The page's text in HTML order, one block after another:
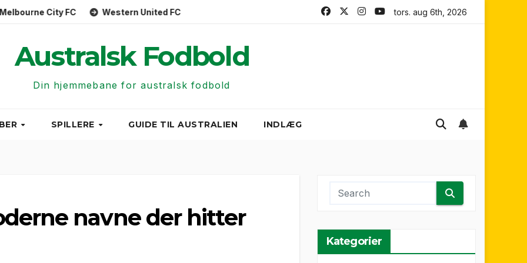
City FC Western United FC Macarthur FC Western Sydney Wanderers FC Perth Glory FC
tors. aug 6th, 2026
Australsk Fodbold
Din hjemmebane for australsk fodbold
SPILLERE GUIDE TIL AUSTRALIEN INDLÆG
navne der hitter
Kategorier